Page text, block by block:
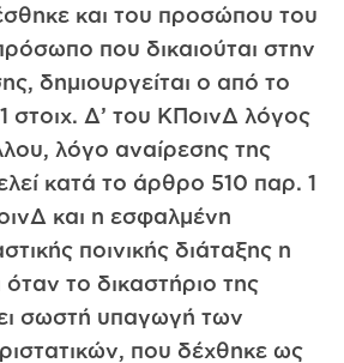
και του προσώπου του
που δικαιούται στην
δημιουργείται ο από το
στοιχ. Δ’ του ΚΠοινΔ λόγος
λόγο αναίρεσης της
κατά το άρθρο 510 παρ. 1
και η εσφαλμένη
ποινικής διάταξης η
όταν το δικαστήριο της
σωστή υπαγωγή των
που δέχθηκε ως